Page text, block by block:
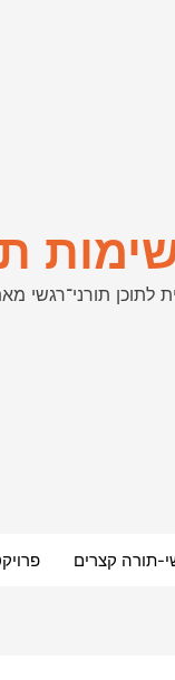
לתוכן תורני־רגשי
תורה קצרים